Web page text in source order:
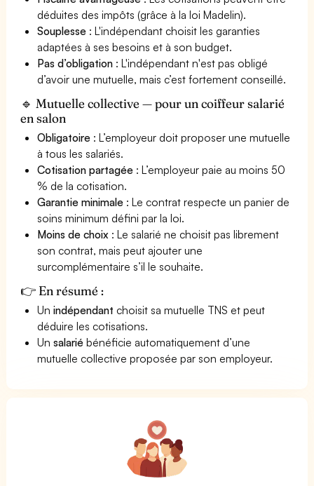
déduites des impôts (grâce à la loi Madelin).
Souplesse : L'indépendant choisit les garanties
adaptées à ses besoins et à son budget.
Pas d’obligation : L'indépendant n'est pas obligé
d’avoir une mutuelle, mais c’est fortement conseillé.
🔹 Mutuelle collective — pour un coiffeur salarié
en salon
Obligatoire : L’employeur doit proposer une mutuelle
à tous les salariés.
Cotisation partagée : L’employeur paie au moins 50
% de la cotisation.
Garantie minimale : Le contrat respecte un panier de
soins minimum défini par la loi.
Moins de choix : Le salarié ne choisit pas librement
son contrat, mais peut ajouter une
surcomplémentaire s’il le souhaite.
👉 En résumé :
Unindépendant choisit sa mutuelle TNS et peut
déduire les cotisations.
Unsalarié bénéficie automatiquement d’une
mutuelle collective proposée par son employeur.